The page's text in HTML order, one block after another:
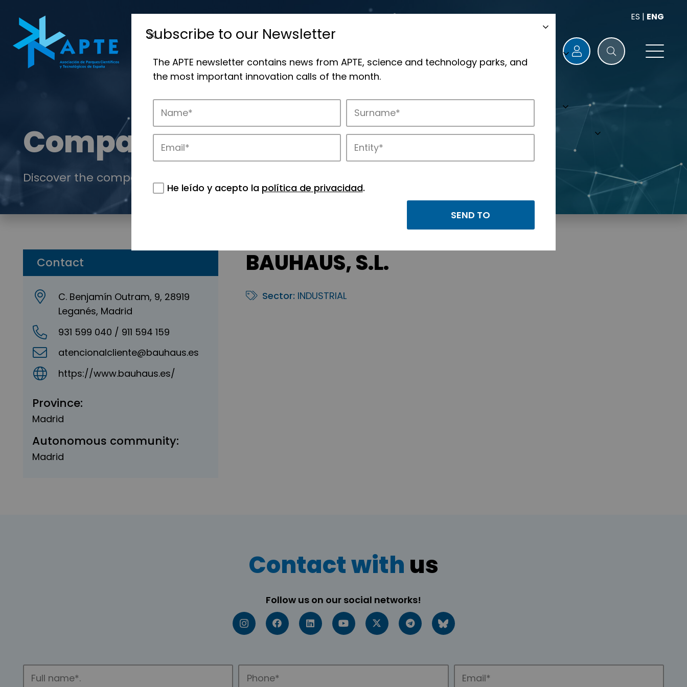
ES | ENG
Companies
Discover the companies that drive innovation in APTE’s parks.
Contact
C. Benjamín Outram, 9, 28919
Leganés, Madrid
931 599 040 / 911 594 159
atencionalcliente@bauhaus.es
https://www.bauhaus.es/
Province:
Madrid
Autonomous community:
Madrid
BAUHAUS, S.L.
Sector: INDUSTRIAL
Contact with us
Follow us on our social networks!
Subscribe to our Newsletter
The APTE newsletter contains news from APTE, science and technology parks, and
the most important innovation calls of the month.
He leído y acepto la política de privacidad.